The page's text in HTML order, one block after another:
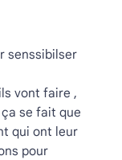
senssibilser
vont faire ,
se fait que
qui ont leur
pour